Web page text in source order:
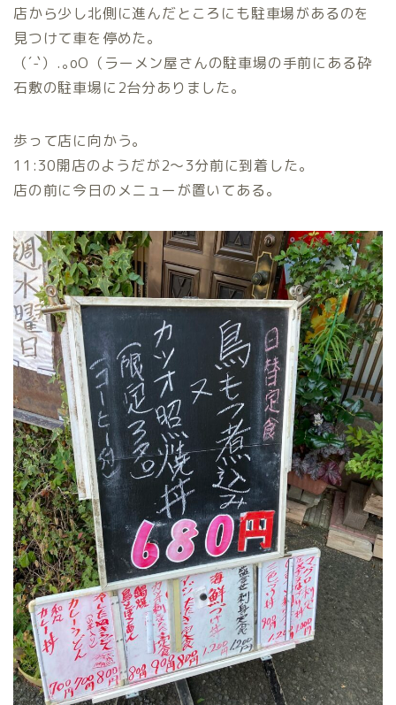
店から少し北側に進んだところにも駐車場があるのを
見つけて車を停めた。
（´-`）.｡oO（ラーメン屋さんの駐車場の手前にある砕
石敷の駐車場に2台分ありました。
歩って店に向かう。
11:30開店のようだが2〜3分前に到着した。
店の前に今日のメニューが置いてある。